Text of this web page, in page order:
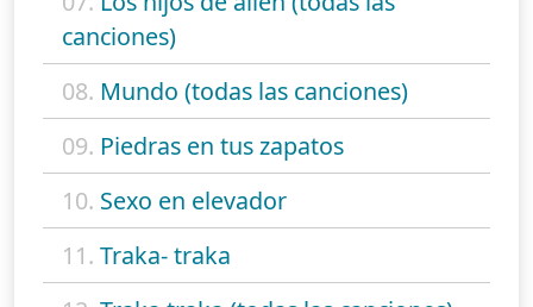
canciones)
08. Mundo (todas las canciones)
09. Piedras en tus zapatos
10. Sexo en elevador
11. Traka- traka